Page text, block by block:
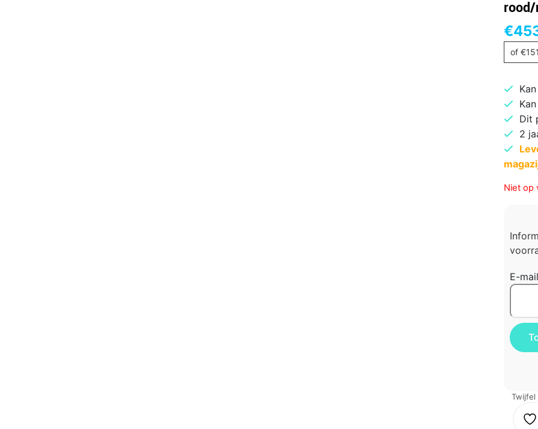
€
of €
Dit
2
Niet op
E-
Twijfel